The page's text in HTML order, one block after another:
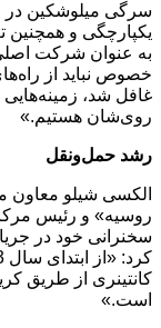
سرگی میلوشکین
یکپارچگی و
به عنوان شرکت
خصوص نباید از
غافل شد،
روی‌شان هستیم.»
رشد حمل‌ونقل
الکسی شیلو
روسیه» و رئیس
کانتینری از طریق
است.»